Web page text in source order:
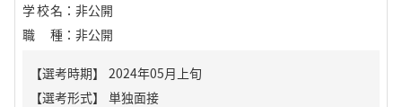
学校名 ： 非公開
職種 ： 非公開